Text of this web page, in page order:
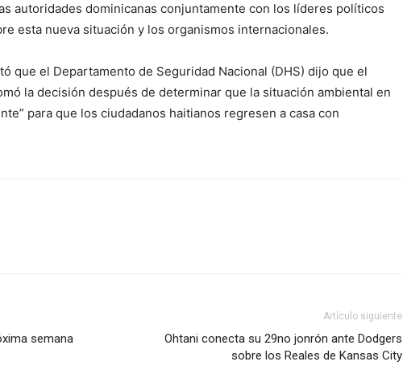
autoridades dominicanas conjuntamente con los líderes políticos
esta nueva situación y los organismos internacionales.
que el Departamento de Seguridad Nacional (DHS) dijo que el
la decisión después de determinar que la situación ambiental en
para que los ciudadanos haitianos regresen a casa con
semana
Artículo siguiente
Ohtani conecta su 29no jonrón ante Dodgers
sobre los Reales de Kansas City